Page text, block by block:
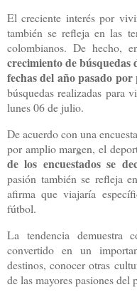
El creciente interés por
también se refleja en las
colombianos. De hecho,
crecimiento de búsquedas
fechas del año pasado
búsquedas realizadas para
lunes 06 de julio.
De acuerdo con una
por amplio margen, el
de los encuestados se
pasión también se refleja
afirma que viajaría
fútbol.
La tendencia demuestra
convertido en un
destinos, conocer otras
de las mayores pasiones del